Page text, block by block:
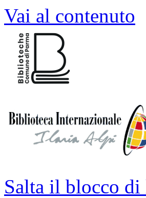
Vai al contenuto
Salta il blocco